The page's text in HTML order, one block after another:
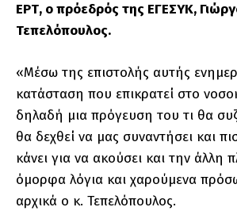
ΕΡΤ, ο πρόεδρός της ΕΓΕΣΥΚ,
Τεπελόπουλος.
«Μέσω της επιστολής αυτής
κατάσταση που επικρατεί στο
δηλαδή μια πρόγευση του τι θα
θα δεχθεί να μας συναντήσει και
κάνει για να ακούσει και την άλλη
όμορφα λόγια και χαρούμενα
αρχικά ο κ. Τεπελόπουλος.